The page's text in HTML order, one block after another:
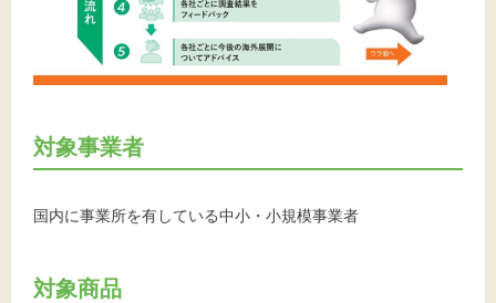
対象事業者
国内に事業所を有している中⼩・小規模事業者
対象商品